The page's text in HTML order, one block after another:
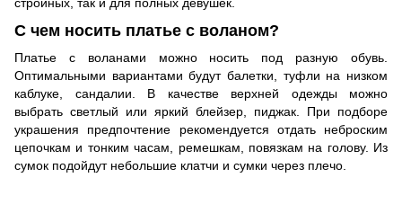
С чем носить платье с воланом?
Платье с воланами можно носить под разную обувь.
Оптимальными вариантами будут балетки, туфли на низком
каблуке, сандалии. В качестве верхней одежды можно
выбрать светлый или яркий блейзер, пиджак. При подборе
украшения предпочтение рекомендуется отдать неброским
цепочкам и тонким часам, ремешкам, повязкам на голову. Из
сумок подойдут небольшие клатчи и сумки через плечо.